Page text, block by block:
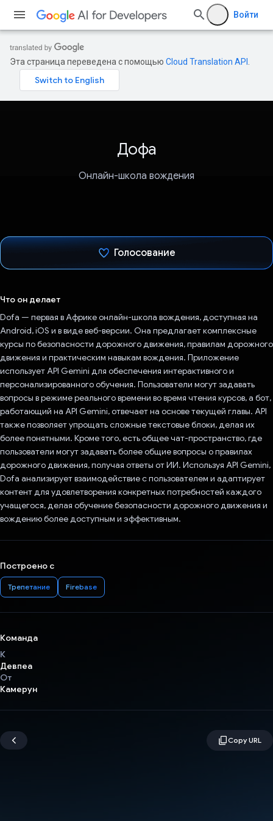
Войти
Эта страница переведена с помощью Cloud Translation API
Дофа
Онлайн-школа вождения
Голосование
Что он делает
Dofa — первая в Африке онлайн-школа вождения, доступная на
Android, iOS и в виде веб-версии. Она предлагает комплексные
курсы по безопасности дорожного движения, правилам дорожного
движения и практическим навыкам вождения. Приложение
использует API Gemini для обеспечения интерактивного и
персонализированного обучения. Пользователи могут задавать
вопросы в режиме реального времени во время чтения курсов, а бот,
работающий на API Gemini, отвечает на основе текущей главы. API
также позволяет упрощать сложные текстовые блоки, делая их
более понятными. Кроме того, есть общее чат-пространство, где
пользователи могут задавать более общие вопросы о правилах
дорожного движения, получая ответы от ИИ. Используя API Gemini,
Dofa анализирует взаимодействие с пользователем и адаптирует
контент для удовлетворения конкретных потребностей каждого
учащегося, делая обучение безопасности дорожного движения и
вождению более доступным и эффективным.
Построено с
Трепетание Firebase
Команда
К
Девпеа
От
Камерун